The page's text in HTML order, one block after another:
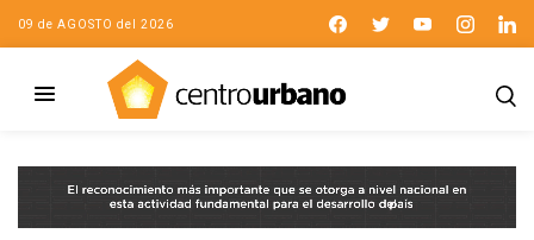
09 de AGOSTO del 2026